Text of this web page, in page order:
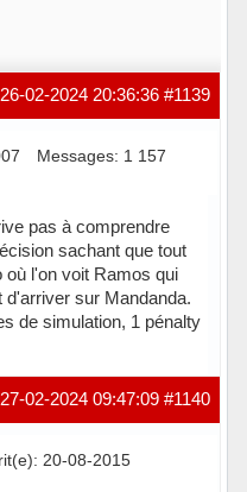
#1139
26-02-2024 20:36:36
Messages: 1 157
pas à comprendre
sachant que tout
où l'on voit Ramos qui
sur Mandanda.
de simulation, 1 pénalty
#1140
27-02-2024 09:47:09
20-08-2015